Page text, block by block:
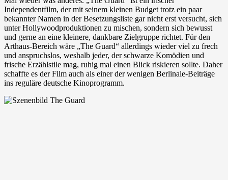
Independentfilm, der mit seinem kleinen Budget trotz ein paar
bekannter Namen in der Besetzungsliste gar nicht erst versucht, sich
unter Hollywoodproduktionen zu mischen, sondern sich bewusst
und gerne an eine kleinere, dankbare Zielgruppe richtet. Für den
Arthaus-Bereich wäre „The Guard“ allerdings wieder viel zu frech
und anspruchslos, weshalb jeder, der schwarze Komödien und
frische Erzählstile mag, ruhig mal einen Blick riskieren sollte. Daher
schaffte es der Film auch als einer der wenigen Berlinale-Beiträge
ins reguläre deutsche Kinoprogramm.